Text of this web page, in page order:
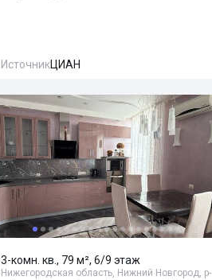
ИсточникЦИАН
3-комн. кв., 79 м², 6/9 этаж
Нижегородская область, Нижний Новгород, р-